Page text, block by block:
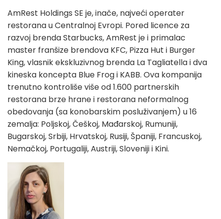
AmRest Holdings SE je, inače, najveći operater
restorana u Centralnoj Evropi. Pored licence za
razvoj brenda Starbucks, AmRest je i primalac
master franšize brendova KFC, Pizza Hut i Burger
King, vlasnik ekskluzivnog brenda La Tagliatella i dva
kineska koncepta Blue Frog i KABB. Ova kompanija
trenutno kontroliše više od 1.600 partnerskih
restorana brze hrane i restorana neformalnog
obedovanja (sa konobarskim posluživanjem) u 16
zemalja: Poljskoj, Češkoj, Mađarskoj, Rumuniji,
Bugarskoj, Srbiji, Hrvatskoj, Rusiji, Španiji, Francuskoj,
Nemačkoj, Portugaliji, Austriji, Sloveniji i Kini.